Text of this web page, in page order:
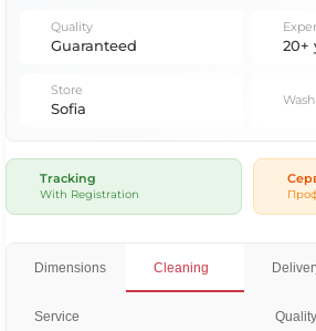
Quality
Guaranteed 20+
Store
Sofia
Tracking
With Registration
Dimensions Cleaning
Service Quality